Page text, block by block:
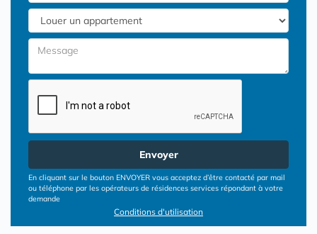
Envoyer
En cliquant sur le bouton ENVOYER vous acceptez d’être contacté par mail
ou téléphone par les opérateurs de résidences services répondant à votre
demande
Conditions d'utilisation